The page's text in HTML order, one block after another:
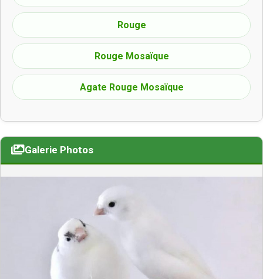
Rouge
Rouge Mosaïque
Agate Rouge Mosaïque
Galerie Photos